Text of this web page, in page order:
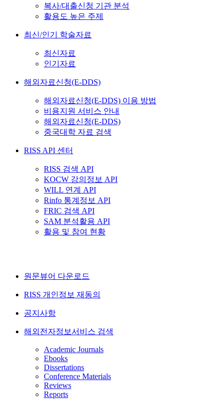
복사/대출신청 기관 분석
활용도 높은 주제
최신/인기 학술자료
최신자료
인기자료
해외자료신청(E-DDS)
해외자료신청(E-DDS) 이용 방법
비용지원 서비스 안내
해외자료신청(E-DDS)
중국대학 자료 검색
RISS API 센터
RISS 검색 API
KOCW 강의정보 API
WILL 연계 API
Rinfo 통계정보 API
FRIC 검색 API
SAM 분석활용 API
활용 및 참여 현황
원문뷰어 다운로드
RISS 개인정보 재동의
공지사항
해외전자정보서비스 검색
Academic Journals
Ebooks
Dissertations
Conference Materials
Reviews
Reports